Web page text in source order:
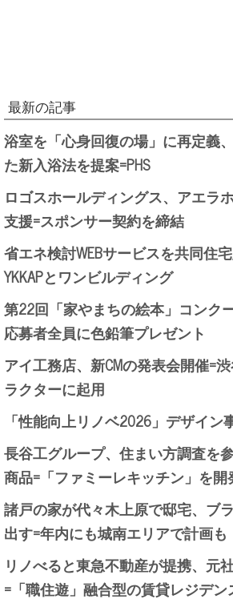
最新の記事
浴室を「心身回復の場」に再定義
た新入浴法を提案=PHS
ロゴスホールディングス、アエラ
支援=スポンサー契約を締結
省エネ検討WEBサービスを共同住
YKKAPとワンビルディング
第22回「家やまちの絵本」コンク
応募者全員に色鉛筆プレゼント
アイ工務店、新CMの発表会開催=
ラクターに起用
「性能向上リノベ2026」デザイン
長谷工グループ、住まい方調査を
商品=「ファミーレキッチン」を開
諸戸の家が代々木上原で邸宅、ブ
出す=年内にも城南エリアで計画も
リノべると東急不動産が提携、元
=「職住遊」融合型の賃貸レジデン